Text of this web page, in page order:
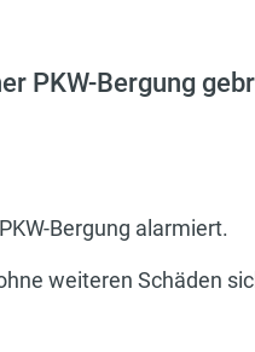
PKW-Bergung
Bergung alarmiert.
weiteren Schäden